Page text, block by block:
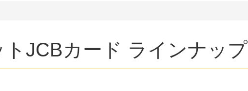
JCBカード ラインナップ